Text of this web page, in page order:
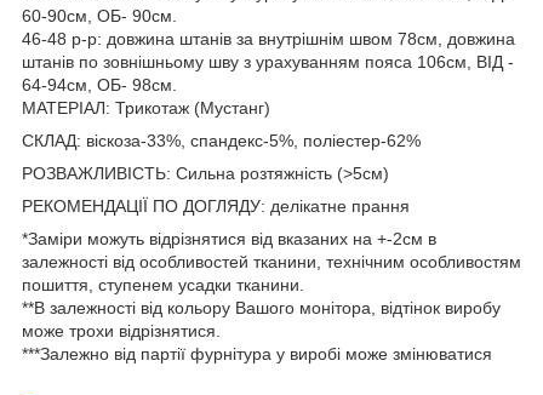
60-90см, ОБ- 90см.
46-48 р-р: довжина штанів за внутрішнім швом 78см, довжина
штанів по зовнішньому шву з урахуванням пояса 106см, ВІД -
64-94см, ОБ- 98см.
МАТЕРІАЛ: Трикотаж (Мустанг)
СКЛАД: віскоза-33%, спандекс-5%, поліестер-62%
РОЗВАЖЛИВІСТЬ: Сильна розтяжність (>5см)
РЕКОМЕНДАЦІЇ ПО ДОГЛЯДУ: делікатне прання
*Заміри можуть відрізнятися від вказаних на +-2см в
залежності від особливостей тканини, технічним особливостям
пошиття, ступенем усадки тканини.
**В залежності від кольору Вашого монітора, відтінок виробу
може трохи відрізнятися.
***Залежно від партії фурнітура у виробі може змінюватися